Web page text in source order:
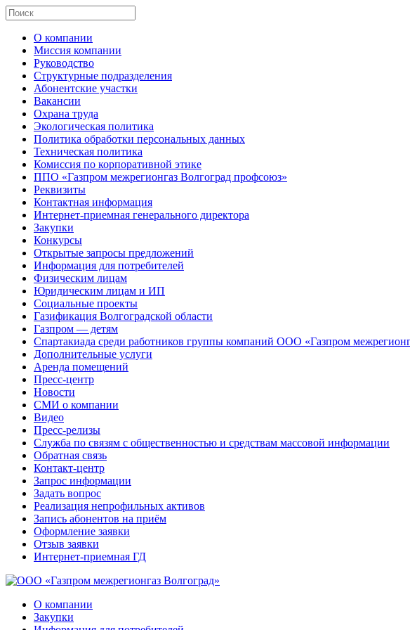
О компании
Миссия компании
Руководство
Структурные подразделения
Абонентские участки
Вакансии
Охрана труда
Экологическая политика
Политика обработки персональных данных
Техническая политика
Комиссия по корпоративной этике
ППО «Газпром межрегионгаз Волгоград профсоюз»
Реквизиты
Контактная информация
Интернет-приемная генерального директора
Закупки
Конкурсы
Открытые запросы предложений
Информация для потребителей
Физическим лицам
Юридическим лицам и ИП
Социальные проекты
Газификация Волгоградской области
Газпром — детям
Спартакиада среди работников группы компаний ООО «Газпром
Дополнительные услуги
Аренда помещений
Пресс-центр
Новости
СМИ о компании
Видео
Пресс-релизы
Служба по связям с общественностью и средствам массовой информации
Обратная связь
Контакт-центр
Запрос информации
Задать вопрос
Реализация непрофильных активов
Запись абонентов на приём
Оформление заявки
Отзыв заявки
Интернет-приемная ГД
О компании
Закупки